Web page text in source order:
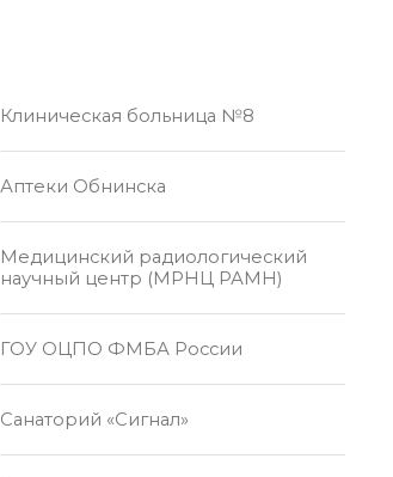
Клиническая больница №8
Аптеки Обнинска
Медицинский радиологический
научный центр (МРНЦ РАМН)
ГОУ ОЦПО ФМБА России
Санаторий «Сигнал»